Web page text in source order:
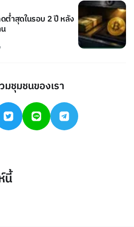
ต่ำสุดในรอบ 2 ปี หลัง
มชุมชนของเรา
นี้